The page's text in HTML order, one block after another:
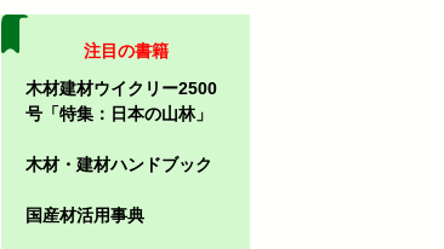
注目の書籍
木材建材ウイクリー2500
号「特集：日本の山林」
木材・建材ハンドブック
国産材活用事典